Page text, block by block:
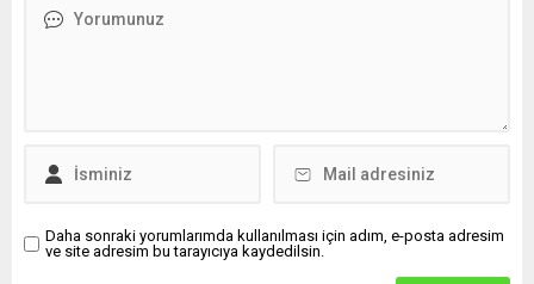
Daha sonraki yorumlarımda kullanılması için adım, e-posta adresim
ve site adresim bu tarayıcıya kaydedilsin.